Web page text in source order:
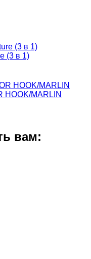
(3 в 1)
HOOK/MARLIN
вам: